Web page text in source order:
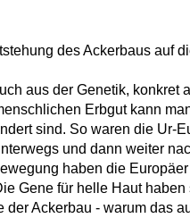
des Ackerbaus auf
aus der Genetik, konkret
Erbgut kann
sind. So waren die Ur-
und dann weiter
haben die
Gene für helle Haut
der Ackerbau - warum das